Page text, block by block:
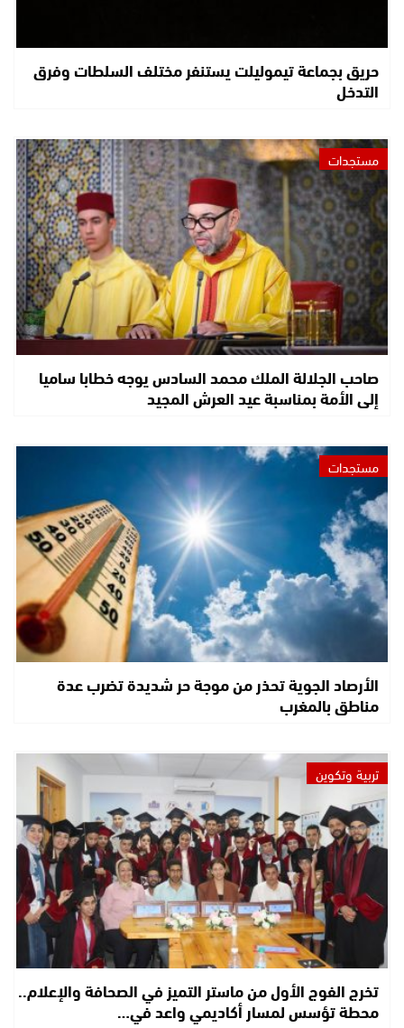
حريق بجماعة تيموليلت يستنفر مختلف السلطات وفرق
التدخل
مستجدات
صاحب الجلالة الملك محمد السادس يوجه خطابا ساميا
إلى الأمة بمناسبة عيد العرش المجيد
مستجدات
الأرصاد الجوية تحذر من موجة حر شديدة تضرب عدة
مناطق بالمغرب
تربية وتكوين
تخرج الفوج الأول من ماستر التميز في الصحافة والإعلام..
محطة تؤسس لمسار أكاديمي واعد في…